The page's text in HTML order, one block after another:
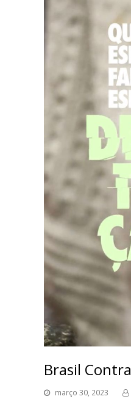
Brasil
março 30, 2023